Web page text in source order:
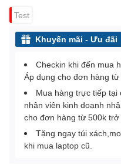
Test
Khuyến mãi - Ưu đãi
Checkin khi đến mua
Áp dụng cho đơn hàng
Mua hàng trực tiếp
nhân viên kinh doanh
cho đơn hàng từ 500k trở
Tặng ngay túi
khi mua laptop cũ.